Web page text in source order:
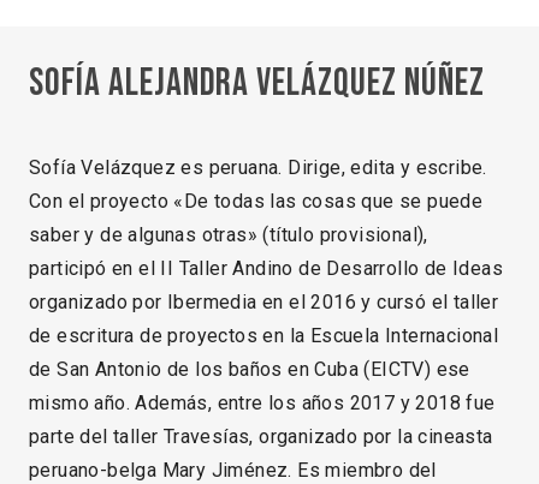
Sofía Alejandra Velázquez Núñez
Sofía Velázquez es peruana. Dirige, edita y escribe.
Con el proyecto «De todas las cosas que se puede
saber y de algunas otras» (título provisional),
participó en el II Taller Andino de Desarrollo de Ideas
organizado por Ibermedia en el 2016 y cursó el taller
de escritura de proyectos en la Escuela Internacional
de San Antonio de los baños en Cuba (EICTV) ese
mismo año. Además, entre los años 2017 y 2018 fue
parte del taller Travesías, organizado por la cineasta
peruano-belga Mary Jiménez. Es miembro del